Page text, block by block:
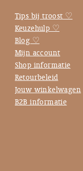
Tips bij troost ♡
Keuzehulp ♡
Blog ♡
Mijn account
Shop informatie
Retourbeleid
Jouw winkelwagen
B2B informatie